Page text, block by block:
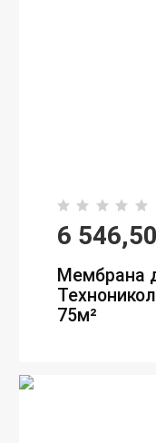
6 546,50
Мембрана
75м²